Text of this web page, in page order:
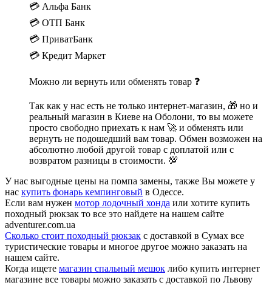
💳 Альфа Банк
💳 ОТП Банк
💳 ПриватБанк
💳 Кредит Маркет
Можно ли вернуть или обменять товар ❓
Так как у нас есть не только интернет-магазин, 🎁 но и
реальный магазин в Киеве на Оболони, то вы можете
просто свободно приехать к нам 🚀 и обменять или
вернуть не подошедший вам товар. Обмен возможен на
абсолютно любой другой товар с доплатой или с
возвратом разницы в стоимости. 💯
У нас выгодные цены на помпа замены, также Вы можете у
нас купить фонарь кемпинговый в Одессе.
Если вам нужен мотор лодочный хонда или хотите купить
походный рюкзак то все это найдете на нашем сайте
adventurer.com.ua
Сколько стоит походный рюкзак с доставкой в Сумах все
туристические товары и многое другое можно заказать на
нашем сайте.
Когда ищете магазин спальный мешок либо купить интернет
магазине все товары можно заказать с доставкой по Львову